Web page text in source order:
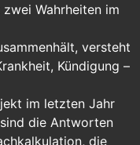
Wahrheiten im
versteht
Kündigung –
im letzten Jahr
die Antworten
die